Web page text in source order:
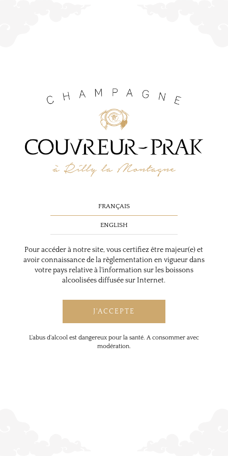
FRANÇAIS
ENGLISH
Pour accéder à notre site, vous certifiez être majeur(e) et
avoir connaissance de la règlementation en vigueur dans
votre pays relative à l'information sur les boissons
alcoolisées diffusée sur Internet.
L'abus d'alcool est dangereux pour la santé. A consommer avec
modération.